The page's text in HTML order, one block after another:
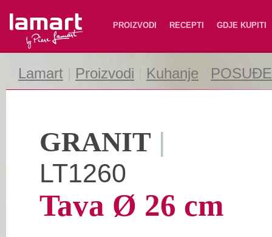
Lamart PROIZVODI RECEPTI GDJE KUPITI
Lamart Proizvodi Kuhanje
GRANIT |
LT1260
Tava Ø 26 cm